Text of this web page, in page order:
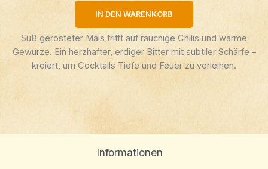
IN DEN WARENKORB
Süß gerösteter Mais trifft auf rauchige Chilis und warme
Gewürze. Ein herzhafter, erdiger Bitter mit subtiler Schärfe –
kreiert, um Cocktails Tiefe und Feuer zu verleihen.
Informationen